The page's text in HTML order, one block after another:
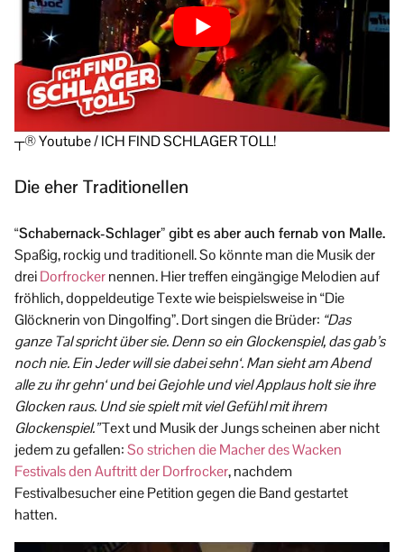
┬® Youtube / ICH FIND SCHLAGER TOLL!
Die eher Traditionellen
“Schabernack-Schlager” gibt es aber auch fernab von Malle.
Spaßig, rockig und traditionell. So könnte man die Musik der
dreiDorfrockernennen. Hier treffen eingängige Melodien auf
fröhlich, doppeldeutige Texte wie beispielsweise in “Die
Glöcknerin von Dingolfing”. Dort singen die Brüder: “Das
ganze Tal spricht über sie. Denn so ein Glockenspiel, das gab’s
noch nie. Ein Jeder will sie dabei sehn‘. Man sieht am Abend
alle zu ihr gehn‘ und bei Gejohle und viel Applaus holt sie ihre
Glocken raus. Und sie spielt mit viel Gefühl mit ihrem
Glockenspiel.”Text und Musik der Jungs scheinen aber nicht
jedem zu gefallen:So strichen die Macher des Wacken
Festivals den Auftritt der Dorfrocker, nachdem
Festivalbesucher eine Petition gegen die Band gestartet
hatten.